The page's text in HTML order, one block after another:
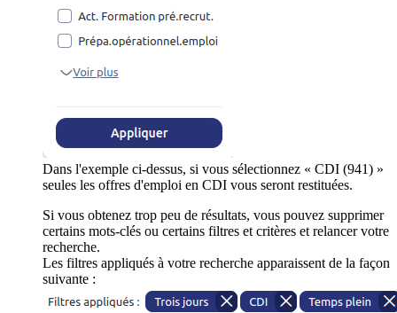
Dans l'exemple ci-dessus, si vous sélectionnez « CDI (941) »
seules les offres d'emploi en CDI vous seront restituées.
Si vous obtenez trop peu de résultats, vous pouvez supprimer
certains mots-clés ou certains filtres et critères et relancer votre
recherche.
Les filtres appliqués à votre recherche apparaissent de la façon
suivante :